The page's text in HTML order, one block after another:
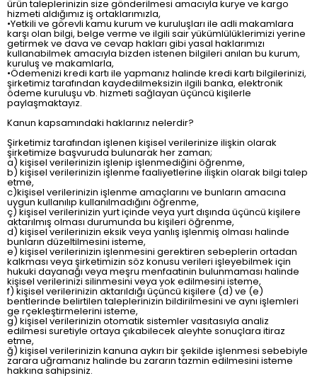
ürün taleplerinizin size gönderilmesi amacıyla kurye ve kargo
hizmeti aldığımız iş ortaklarımızla,
•Yetkili ve görevli kamu kurum ve kuruluşları ile adli makamlara
karşı olan bilgi, belge verme ve ilgili sair yükümlülüklerimizi yerine
getirmek ve dava ve cevap hakları gibi yasal haklarımızı
kullanabilmek amacıyla bizden istenen bilgileri anılan bu kurum,
kuruluş ve makamlarla,
•Ödemenizi kredi kartı ile yapmanız halinde kredi kartı bilgilerinizi,
şirketimiz tarafından kaydedilmeksizin ilgili banka, elektronik
ödeme kuruluşu vb. hizmeti sağlayan üçüncü kişilerle
paylaşmaktayız.
Kanun kapsamındaki haklarınız nelerdir?
Şirketimiz tarafından işlenen kişisel verilerinize ilişkin olarak
şirketimize başvuruda bulunarak her zaman;
a) kişisel verilerinizin işlenip işlenmediğini öğrenme,
b) kişisel verilerinizin işlenme faaliyetlerine ilişkin olarak bilgi talep
etme,
c)kişisel verilerinizin işlenme amaçlarını ve bunların amacına
uygun kullanılıp kullanılmadığını öğrenme,
ç) kişisel verilerinizin yurt içinde veya yurt dışında üçüncü kişilere
aktarılmış olması durumunda bu kişileri öğrenme,
d) kişisel verilerinizin eksik veya yanlış işlenmiş olması halinde
bunların düzeltilmesini isteme,
e) kişisel verilerinizin işlenmesini gerektiren sebeplerin ortadan
kalkması veya şirketimizin söz konusu verileri işleyebilmek için
hukuki dayanağı veya meşru menfaatinin bulunmaması halinde
kişisel verilerinizi silinmesini veya yok edilmesini isteme,
f) kişisel verilerinizin aktarıldığı üçüncü kişilere (d) ve (e)
bentlerinde belirtilen taleplerinizin bildirilmesini ve aynı işlemleri
ge rçekleştirmelerini isteme,
g) kişisel verilerinizin otomatik sistemler vasıtasıyla analiz
edilmesi suretiyle ortaya çıkabilecek aleyhte sonuçlara itiraz
etme,
ğ) kişisel verilerinizin kanuna aykırı bir şekilde işlenmesi sebebiyle
zarara uğramanız halinde bu zararın tazmin edilmesini isteme
hakkına sahipsiniz.